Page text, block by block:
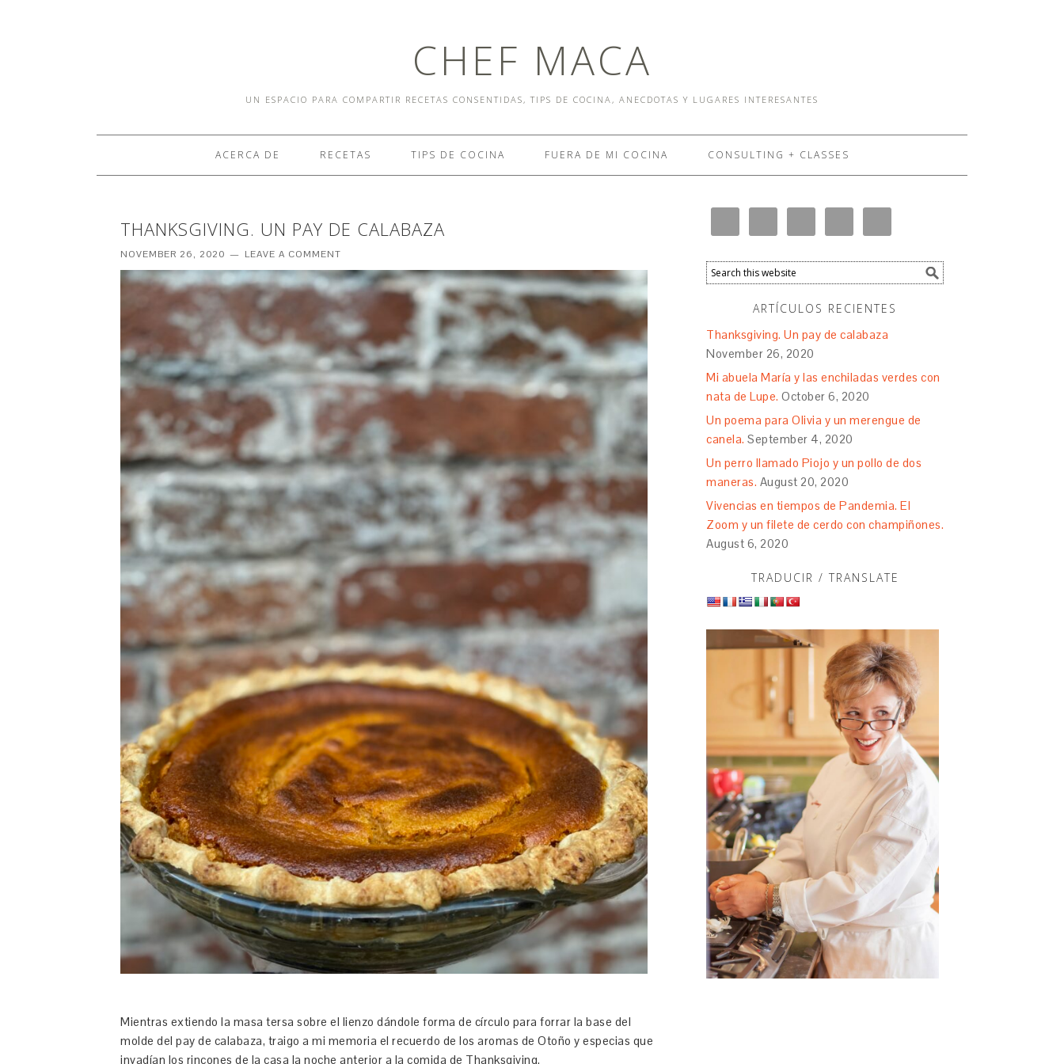
CHEF MACA
UN ESPACIO PARA COMPARTIR RECETAS CONSENTIDAS, TIPS DE COCINA, ANECDOTAS Y LUGARES INTERESANTES
ACERCA DE RECETAS TIPS DE COCINA FUERA DE MI COCINA CONSULTING + CLASSES
THANKSGIVING. UN PAY DE CALABAZA
NOVEMBER 26, 2020 LEAVE A COMMENT
Mientras extiendo la masa tersa sobre el lienzo dándole forma de círculo para forrar la base del
molde del pay de calabaza, traigo a mi memoria el recuerdo de los aromas de Otoño y especias que
invadían los rincones de la casa la noche anterior a la comida de Thanksgiving.
ARTÍCULOS RECIENTES
Thanksgiving. Un pay de calabaza
November 26, 2020
Mi abuela María y las enchiladas verdes con
nata de Lupe. October 6, 2020
Un poema para Olivia y un merengue de
canela. September 4, 2020
Un perro llamado Piojo y un pollo de dos
maneras. August 20, 2020
Vivencias en tiempos de Pandemia. El
Zoom y un filete de cerdo con champiñones.
August 6, 2020
TRADUCIR / TRANSLATE